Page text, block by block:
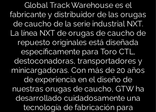
Global Track Warehouse es el
fabricante y distribuidor de las orugas
de caucho de la serie industrial NXT.
La línea NXT de orugas de caucho de
repuesto originales está diseñada
específicamente para Toro CTL,
destoconadoras, transportadores y
minicargadoras. Con más de 20 años
de experiencia en el diseño de
nuestras orugas de caucho, GTW ha
desarrollado cuidadosamente una
tecnología de fabricación para